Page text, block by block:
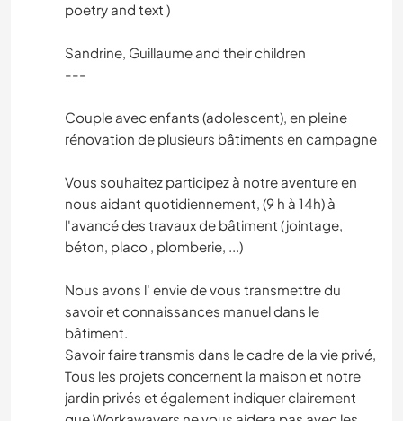
poetry and text )
Sandrine, Guillaume and their children
---
Couple avec enfants (adolescent), en pleine
rénovation de plusieurs bâtiments en campagne
Vous souhaitez participez à notre aventure en
nous aidant quotidiennement, (9 h à 14h) à
l'avancé des travaux de bâtiment (jointage,
béton, placo , plomberie, ...)
Nous avons l' envie de vous transmettre du
savoir et connaissances manuel dans le
bâtiment.
Savoir faire transmis dans le cadre de la vie privé,
Tous les projets concernent la maison et notre
jardin privés et également indiquer clairement